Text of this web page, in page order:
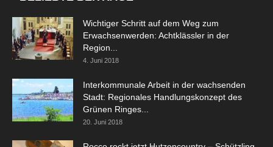
Wichtiger Schritt auf dem Weg zum
Erwachsenwerden: Achtklässler in der
Region...
4. Juni 2018
Interkommunale Arbeit in der wachsenden
Stadt: Regionales Handlungskonzept des
Grünen Ringes...
20. Juni 2018